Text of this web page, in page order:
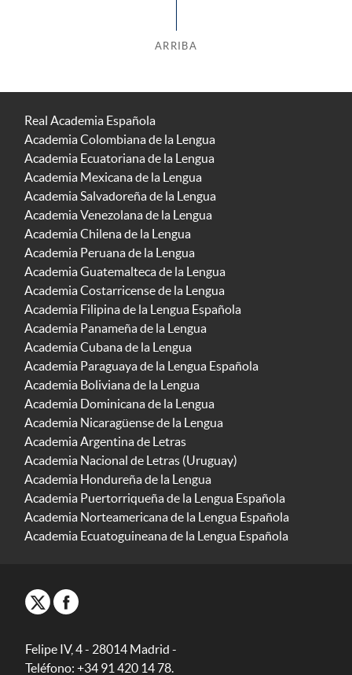
ARRIBA
Real Academia Española
Academia Colombiana de la Lengua
Academia Ecuatoriana de la Lengua
Academia Mexicana de la Lengua
Academia Salvadoreña de la Lengua
Academia Venezolana de la Lengua
Academia Chilena de la Lengua
Academia Peruana de la Lengua
Academia Guatemalteca de la Lengua
Academia Costarricense de la Lengua
Academia Filipina de la Lengua Española
Academia Panameña de la Lengua
Academia Cubana de la Lengua
Academia Paraguaya de la Lengua Española
Academia Boliviana de la Lengua
Academia Dominicana de la Lengua
Academia Nicaragüense de la Lengua
Academia Argentina de Letras
Academia Nacional de Letras (Uruguay)
Academia Hondureña de la Lengua
Academia Puertorriqueña de la Lengua Española
Academia Norteamericana de la Lengua Española
Academia Ecuatoguineana de la Lengua Española
Felipe IV, 4 - 28014 Madrid -
Teléfono: +34 91 420 14 78.